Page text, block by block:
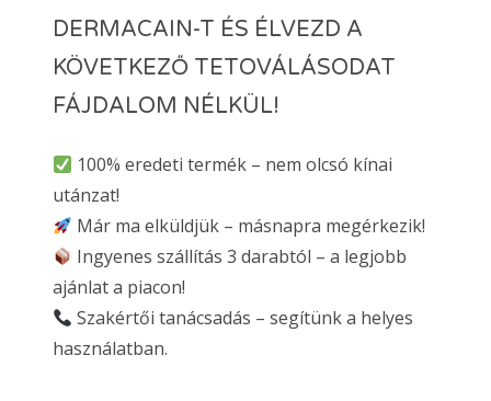
DERMACAIN-T ÉS ÉLVEZD A
KÖVETKEZŐ TETOVÁLÁSODAT
FÁJDALOM NÉLKÜL!
100% eredeti termék – nem olcsó kínai
utánzat!
Már ma elküldjük – másnapra megérkezik!
Ingyenes szállítás 3 darabtól – a legjobb
ajánlat a piacon!
Szakértői tanácsadás – segítünk a helyes
használatban.